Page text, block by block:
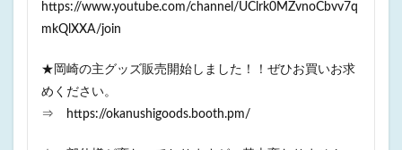
https://www.youtube.com/channel/UClrk0MZvnoCbvv7q
mkQlXXA/join
★岡崎の主グッズ販売開始しました！！ぜひお買いお求
めください。
⇒ https://okanushigoods.booth.pm/